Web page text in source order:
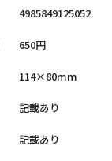
4985849125052
650円
114×80mm
記載あり
記載あり